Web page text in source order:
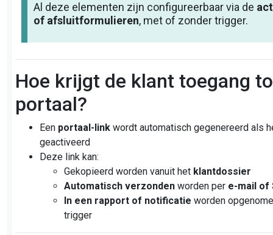
Al deze elementen zijn configureerbaar via de
of afsluitformulieren, met of zonder trigger.
Hoe krijgt de klant toegang
portaal?
Een portaal-link wordt automatisch gegenereerd als
geactiveerd
Deze link kan:
Gekopieerd worden vanuit het klantdossier
Automatisch verzonden worden per e-mail of
In een rapport of notificatie worden
trigger